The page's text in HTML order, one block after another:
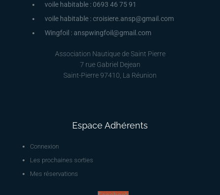
voile habitable : 0693 46 75 91
voile habitable : croisiere.ansp@gmail.com
Wingfoil : anspwingfoil@gmail.com
Association Nautique de Saint Pierre
7 rue Gabriel Dejean
Saint-Pierre 97410, La Réunion
Espace Adhérents
Connexion
Les prochaines sorties
Mes réservations